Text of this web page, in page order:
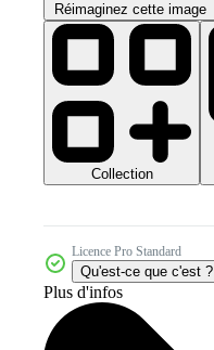
Réimaginez cette image
Collection
Licence Pro Standard
Qu'est-ce que c'est ?
Plus d'infos